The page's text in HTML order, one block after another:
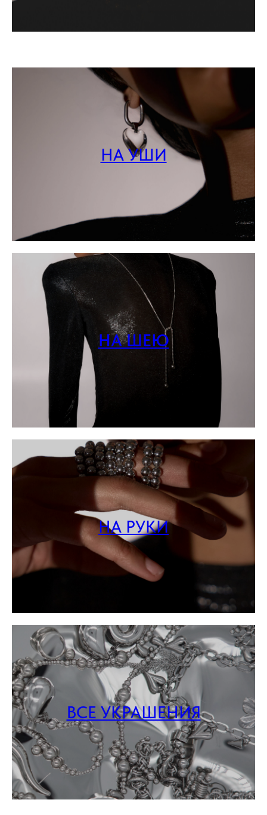
НА УШИ
НА ШЕЮ
НА РУКИ
ВСЕ УКРАШЕНИЯ